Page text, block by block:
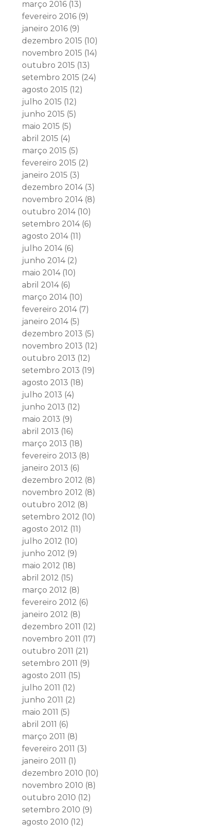
março 2016(13)
fevereiro 2016(9)
janeiro 2016(9)
dezembro 2015 (10)
novembro 2015 (14)
outubro 2015 (13)
setembro 2015 (24)
agosto 2015 (12)
julho 2015 (12)
junho 2015 (5)
maio 2015 (5)
abril 2015 (4)
março 2015 (5)
fevereiro 2015 (2)
janeiro 2015 (3)
dezembro 2014(3)
novembro 2014(8)
outubro 2014(10)
setembro 2014(6)
agosto 2014(11)
julho 2014(6)
junho 2014(2)
maio 2014(10)
abril 2014(6)
março 2014(10)
fevereiro 2014(7)
janeiro 2014(5)
dezembro 2013 (5)
novembro 2013 (12)
outubro 2013 (12)
setembro 2013 (19)
agosto 2013 (18)
julho 2013 (4)
junho 2013 (12)
maio 2013 (9)
abril 2013 (16)
março 2013 (18)
fevereiro 2013 (8)
janeiro 2013 (6)
dezembro 2012 (8)
novembro 2012 (8)
outubro 2012 (8)
setembro 2012 (10)
agosto 2012 (11)
julho 2012 (10)
junho 2012 (9)
maio 2012 (18)
abril 2012 (15)
março 2012 (8)
fevereiro 2012 (6)
janeiro 2012 (8)
dezembro 2011 (12)
novembro 2011 (17)
outubro 2011 (21)
setembro 2011 (9)
agosto 2011 (15)
julho 2011 (12)
junho 2011 (2)
maio 2011 (5)
abril 2011 (6)
março 2011 (8)
fevereiro 2011 (3)
janeiro 2011 (1)
dezembro 2010 (10)
novembro 2010 (8)
outubro 2010 (12)
setembro 2010 (9)
agosto 2010 (12)